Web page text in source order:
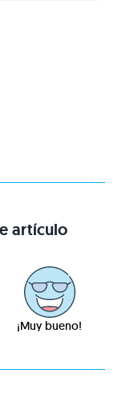
artículo
¡Muy bueno!